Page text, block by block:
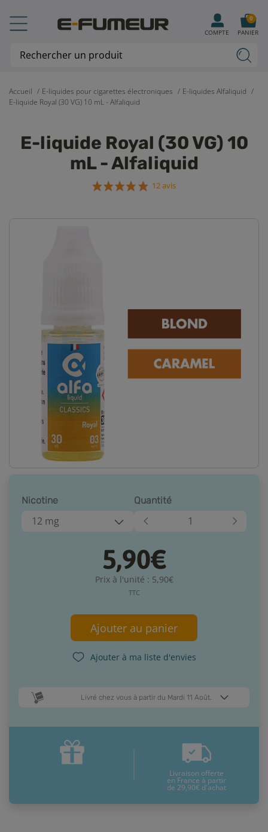
Accueil E-liquides pour cigarettes électroniques
E-liquides Alfaliquid
E-liquide Royal (30 VG) 10 mL - Alfaliquid
E-liquide Royal (30 VG) 10
mL - Alfaliquid
12 avis
Nicotine
12 mg
Quantité
5,90€
Prix à l'unité : 5,90€
TTC
Ajouter au panier
Ajouter à ma liste d'envies
Livré chez vous à partir du Mardi 11 Août.
Jeudi 13 Août Mardi 11 Août
* Pour une livraison en France métropolitaine+ d'infos
Livraison offerte
en France à partir
de 29,90€ d'achat
COMPTE PANIER
0